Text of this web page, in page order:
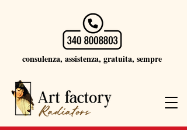
consulenza, assistenza, gratuita, sempre